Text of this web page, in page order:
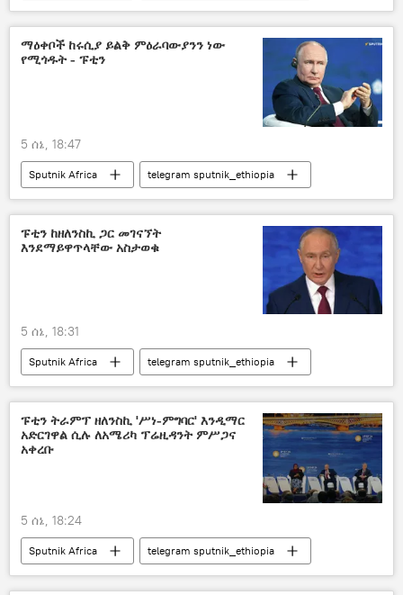
ማዕቀቦች ከሩሲያ ይልቅ ምዕራባውያንን ነው
የሚጎዱት - ፑቲን
5 ሰኔ, 18:47
Sputnik Africa telegram sputnik_ethiopia
ፑቲን ከዘለንስኪ ጋር መገናኘት
እንደማይዋጥላቸው አስታወቁ
5 ሰኔ, 18:31
Sputnik Africa telegram sputnik_ethiopia
ፑቲን ትራምፕ ዘለንስኪ 'ሥነ-ምግባር' እንዲማር
አድርገዋል ሲሉ ለአሜሪካ ፕሬዚዳንት ምሥጋና
አቀረቡ
5 ሰኔ, 18:24
Sputnik Africa telegram sputnik_ethiopia